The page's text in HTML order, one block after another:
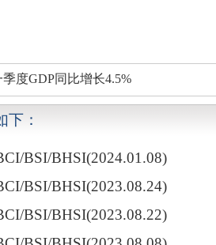
度GDP同比增长4.5%
下：
BSI/BHSI(2024.01.08)
BSI/BHSI(2023.08.24)
BSI/BHSI(2023.08.22)